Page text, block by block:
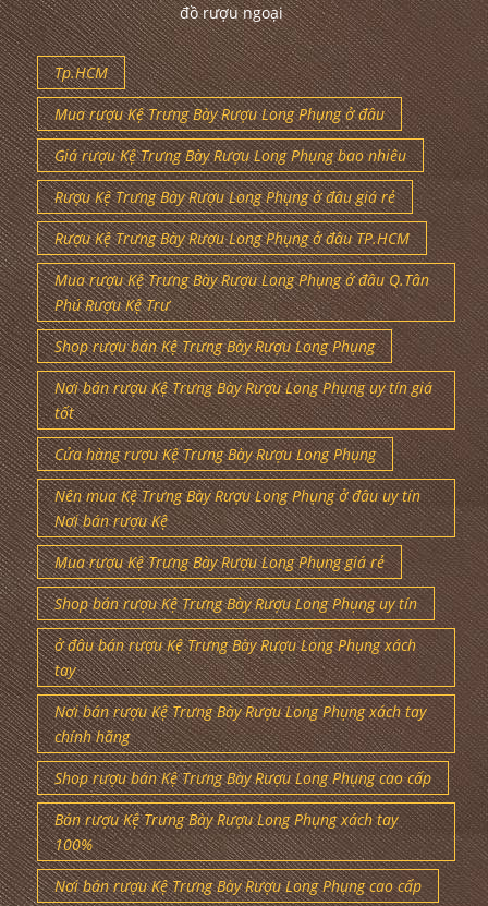
đồ rượu ngoại
Tp.HCM
Mua rượu Kệ Trưng Bày Rượu Long Phụng ở đâu
Giá rượu Kệ Trưng Bày Rượu Long Phụng bao nhiêu
Rượu Kệ Trưng Bày Rượu Long Phụng ở đâu giá rẻ
Rượu Kệ Trưng Bày Rượu Long Phụng ở đâu TP.HCM
Mua rượu Kệ Trưng Bày Rượu Long Phụng ở đâu Q.Tân
Phú Rượu Kệ Trư
Shop rượu bán Kệ Trưng Bày Rượu Long Phụng
Nơi bán rượu Kệ Trưng Bày Rượu Long Phụng uy tín giá
tốt
Cửa hàng rượu Kệ Trưng Bày Rượu Long Phụng
Nên mua Kệ Trưng Bày Rượu Long Phụng ở đâu uy tín
Nơi bán rượu Kệ
Mua rượu Kệ Trưng Bày Rượu Long Phụng giá rẻ
Shop bán rượu Kệ Trưng Bày Rượu Long Phụng uy tín
ở đâu bán rượu Kệ Trưng Bày Rượu Long Phụng xách
tay
Nơi bán rượu Kệ Trưng Bày Rượu Long Phụng xách tay
chính hãng
Shop rượu bán Kệ Trưng Bày Rượu Long Phụng cao cấp
Bán rượu Kệ Trưng Bày Rượu Long Phụng xách tay
100%
Nơi bán rượu Kệ Trưng Bày Rượu Long Phụng cao cấp